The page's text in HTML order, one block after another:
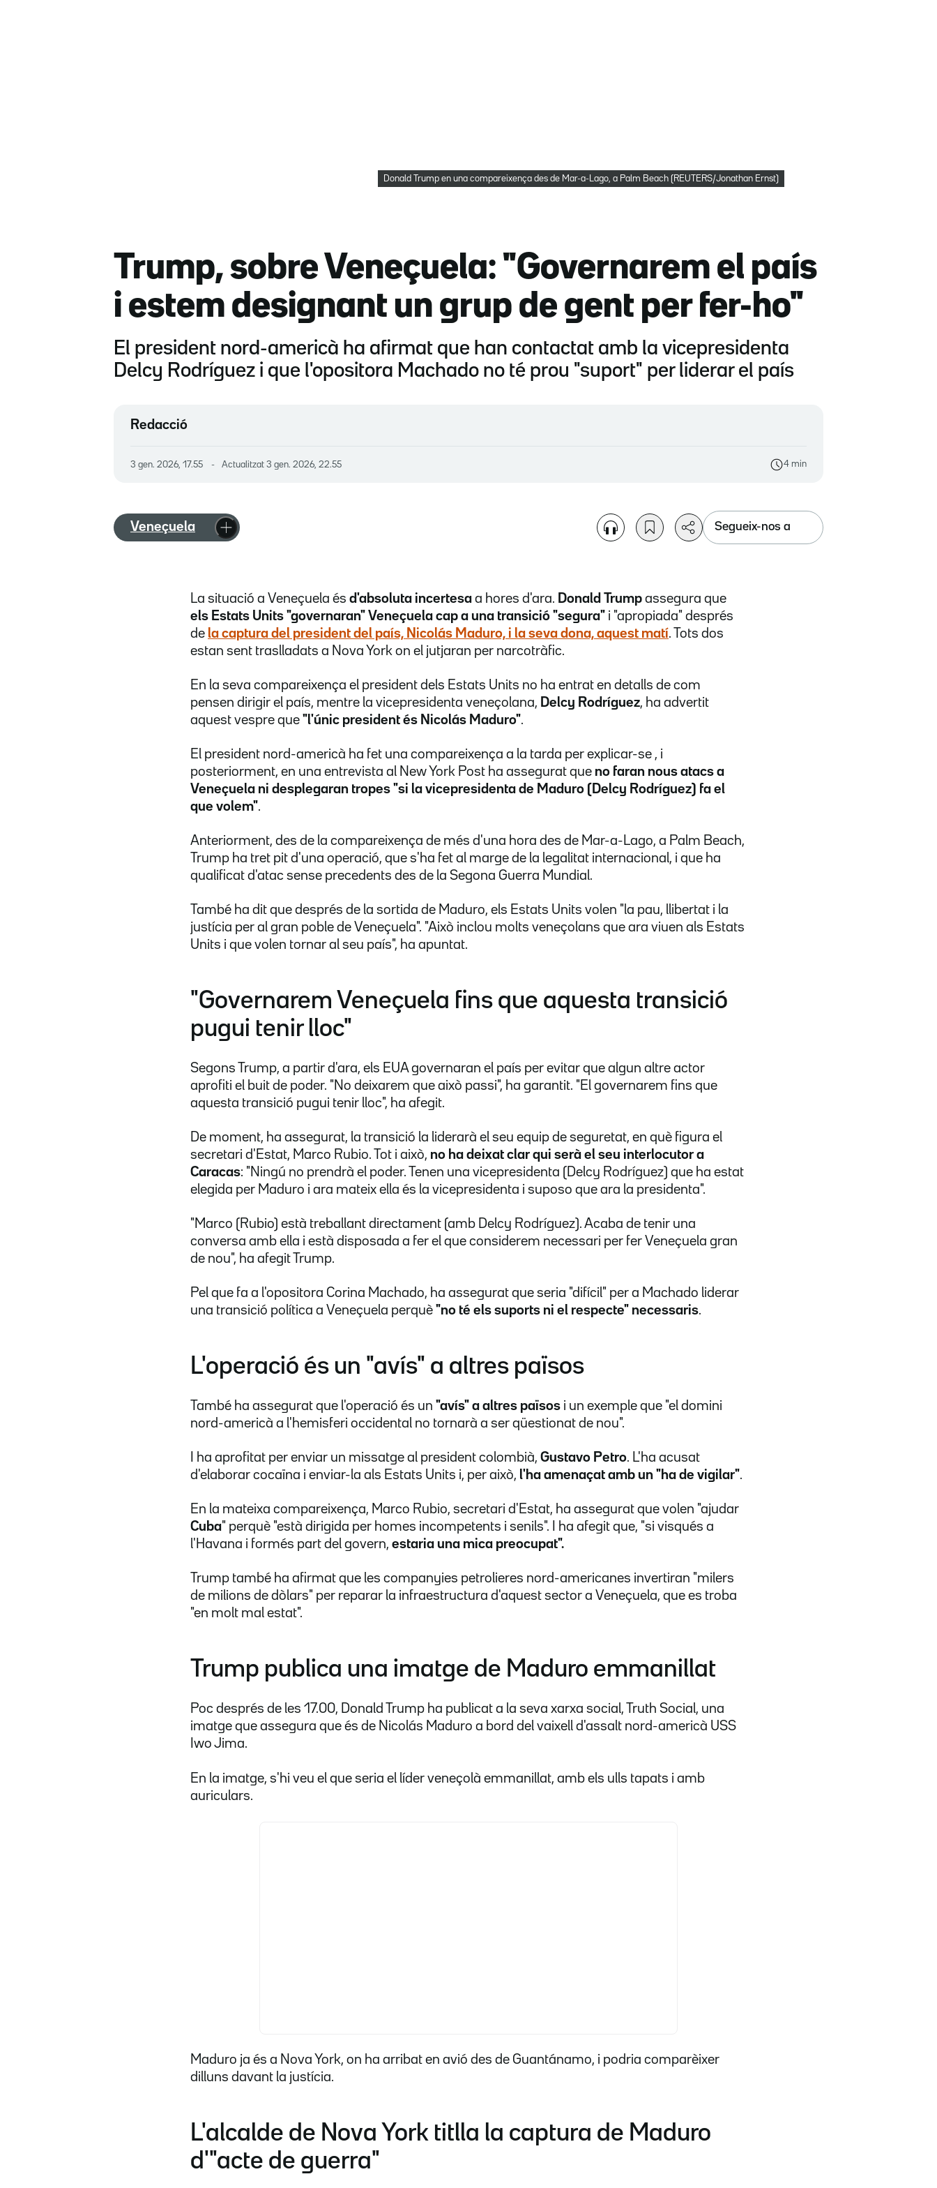
Donald Trump en una compareixença des de Mar-a-Lago, a Palm Beach (REUTERS/Jonathan Ernst)
Trump, sobre Veneçuela: "Governarem el país
i estem designant un grup de gent per fer-ho"
El president nord-americà ha afirmat que han contactat amb la vicepresidenta
Delcy Rodríguez i que l'opositora Machado no té prou "suport" per liderar el país
Redacció
3 gen. 2026, 17.55 Actualitzat 3 gen. 2026, 22.55 4 min
Veneçuela Segueix-nos a
La situació a Veneçuela és d'absoluta incertesa a hores d'ara. Donald Trump assegura que
els Estats Units "governaran" Veneçuela cap a una transició "segura" i "apropiada" després
de la captura del president del país, Nicolás Maduro, i la seva dona, aquest matí. Tots dos
estan sent traslladats a Nova York on el jutjaran per narcotràfic.
En la seva compareixença el president dels Estats Units no ha entrat en detalls de com
pensen dirigir el país, mentre la vicepresidenta veneçolana, Delcy Rodríguez, ha advertit
aquest vespre que "l'únic president és Nicolás Maduro".
El president nord-americà ha fet una compareixença a la tarda per explicar-se , i
posteriorment, en una entrevista al New York Post ha assegurat que no faran nous atacs a
Veneçuela ni desplegaran tropes "si la vicepresidenta de Maduro (Delcy Rodríguez) fa el
que volem".
Anteriorment, des de la compareixença de més d'una hora des de Mar-a-Lago, a Palm Beach,
Trump ha tret pit d'una operació, que s'ha fet al marge de la legalitat internacional, i que ha
qualificat d'atac sense precedents des de la Segona Guerra Mundial.
També ha dit que després de la sortida de Maduro, els Estats Units volen "la pau, llibertat i la
justícia per al gran poble de Veneçuela". "Això inclou molts veneçolans que ara viuen als Estats
Units i que volen tornar al seu país", ha apuntat.
"Governarem Veneçuela fins que aquesta transició
pugui tenir lloc"
Segons Trump, a partir d'ara, els EUA governaran el país per evitar que algun altre actor
aprofiti el buit de poder. "No deixarem que això passi", ha garantit. "El governarem fins que
aquesta transició pugui tenir lloc", ha afegit.
De moment, ha assegurat, la transició la liderarà el seu equip de seguretat, en què figura el
secretari d'Estat, Marco Rubio. Tot i això, no ha deixat clar qui serà el seu interlocutor a
Caracas: "Ningú no prendrà el poder. Tenen una vicepresidenta (Delcy Rodríguez) que ha estat
elegida per Maduro i ara mateix ella és la vicepresidenta i suposo que ara la presidenta".
"Marco (Rubio) està treballant directament (amb Delcy Rodríguez). Acaba de tenir una
conversa amb ella i està disposada a fer el que considerem necessari per fer Veneçuela gran
de nou", ha afegit Trump.
Pel que fa a l'opositora Corina Machado, ha assegurat que seria "difícil" per a Machado liderar
una transició política a Veneçuela perquè "no té els suports ni el respecte" necessaris.
L'operació és un "avís" a altres països
També ha assegurat que l'operació és un "avís" a altres països i un exemple que "el domini
nord-americà a l'hemisferi occidental no tornarà a ser qüestionat de nou".
I ha aprofitat per enviar un missatge al president colombià, Gustavo Petro. L'ha acusat
d'elaborar cocaïna i enviar-la als Estats Units i, per això, l'ha amenaçat amb un "ha de vigilar".
En la mateixa compareixença, Marco Rubio, secretari d'Estat, ha assegurat que volen "ajudar
Cuba" perquè "està dirigida per homes incompetents i senils". I ha afegit que, "si visqués a
l'Havana i formés part del govern, estaria una mica preocupat".
Trump també ha afirmat que les companyies petrolieres nord-americanes invertiran "milers
de milions de dòlars" per reparar la infraestructura d'aquest sector a Veneçuela, que es troba
"en molt mal estat".
Trump publica una imatge de Maduro emmanillat
Poc després de les 17.00, Donald Trump ha publicat a la seva xarxa social, Truth Social, una
imatge que assegura que és de Nicolás Maduro a bord del vaixell d'assalt nord-americà USS
Iwo Jima.
En la imatge, s'hi veu el que seria el líder veneçolà emmanillat, amb els ulls tapats i amb
auriculars.
Maduro ja és a Nova York, on ha arribat en avió des de Guantánamo, i podria comparèixer
dilluns davant la justícia.
L'alcalde de Nova York titlla la captura de Maduro
d'"acte de guerra"